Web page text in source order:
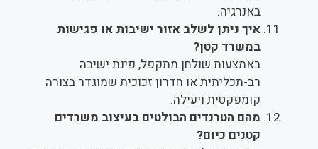
באנרגיה.
איך ניתן לשלב אזור ישיבות או פגישות
במשרד קטן?
באמצעות שולחן מתקפל, פינת ישיבה
רב-תכליתית או חדרון זכוכית שמוגדר בצורה
קומפקטית ויעילה.
מהם הטרנדים הבולטים בעיצוב משרדים
קטנים כיום?